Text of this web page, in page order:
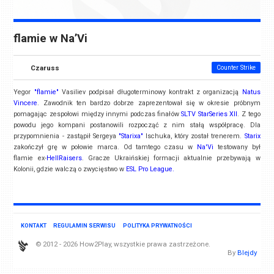
flamie w Na’Vi
Czaruss Counter Strike
Yegor "flamie" Vasiliev podpisał długoterminowy kontrakt z organizacją Natus
Vincere. Zawodnik ten bardzo dobrze zaprezentował się w okresie próbnym
pomagając zespołowi między innymi podczas finałówSLTV StarSeries XII. Z tego
powodu jego kompani postanowili rozpocząć z nim stałą współpracę. Dla
przypomnienia - zastąpił Sergeya "Starixa" Ischuka, który został trenerem. Starix
zakończył grę w połowie marca. Od tamtego czasu w Na'Vi testowany był
flamie ex-HellRaisers. Gracze Ukraińskiej formacji aktualnie przebywają w
Kolonii, gdzie walczą o zwycięstwo w ESL Pro League.
KONTAKT REGULAMIN SERWISU POLITYKA PRYWATNOŚCI
© 2012 - 2026 How2Play, wszystkie prawa zastrzeżone.
By Blejdy